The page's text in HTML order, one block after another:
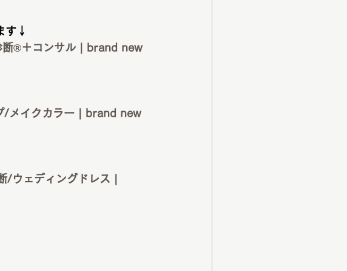
す↓
断®︎＋コンサル | brand new
/メイクカラー | brand new
/ウェディングドレス |